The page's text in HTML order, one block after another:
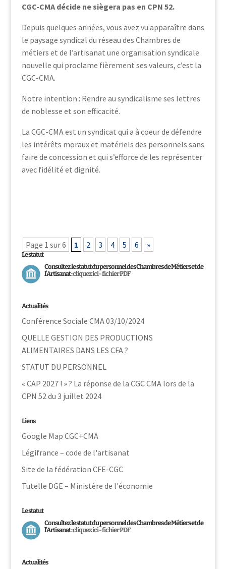
CGC-CMA décide ne siègera pas en CPN 52.
Depuis quelques années, vous avez vu apparaître dans
le paysage syndical du réseau des Chambres de
métiers et de l’artisanat une organisation syndicale
nouvelle qui proclame fièrement ses valeurs, c’est la
CGC-CMA.
Notre intention : Rendre au syndicalisme ses lettres
de noblesse et son efficacité.
La CGC-CMA est un syndicat qui a à coeur de défendre
les intérêts moraux et matériels des personnels sans
faire de concession et qui s’efforce de les représenter
avec fidélité et dignité.
Page 1 sur 6 1 2 3 4 5 6 »
Le statut
Consultez le statut du personnel des Chambres de Métiers et de
l’Artisanat :cliquez ici - fichier PDF
Actualités
Conférence Sociale CMA 03/10/2024
QUELLE GESTION DES PRODUCTIONS
ALIMENTAIRES DANS LES CFA ?
STATUT DU PERSONNEL
« CAP 2027 ! » ? La réponse de la CGC CMA lors de la
CPN 52 du 3 juillet 2024
Liens
Google Map CGC+CMA
Légifrance – code de l'artisanat
Site de la fédération CFE-CGC
Tutelle DGE – Ministère de l'économie
Le statut
Consultez le statut du personnel des Chambres de Métiers et de
l’Artisanat :cliquez ici - fichier PDF
Actualités